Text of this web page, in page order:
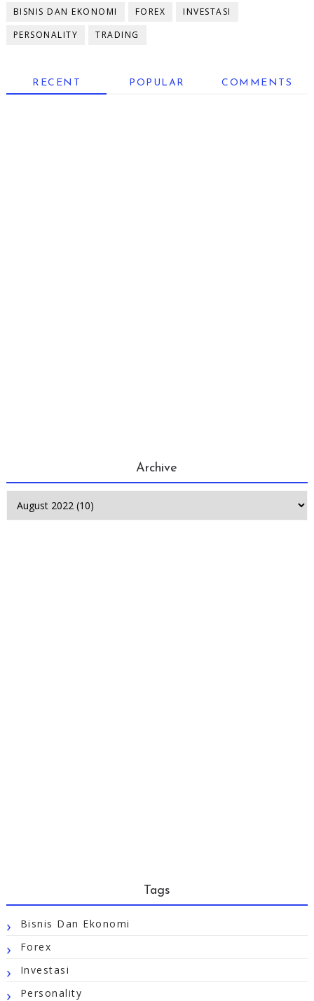
BISNIS DAN EKONOMI FOREX
INVESTASI
PERSONALITY
TRADING
RECENT POPULAR COMMENTS
Archive
Tags
Bisnis Dan Ekonomi
Forex
Investasi
Personality